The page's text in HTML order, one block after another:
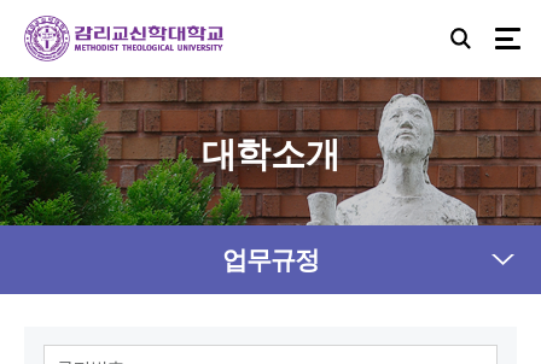
대학소개
업무규정